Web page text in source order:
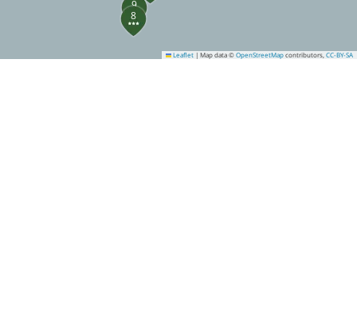
8
9
Leaflet | Map data © OpenStreetMap contributors, CC-BY-SA